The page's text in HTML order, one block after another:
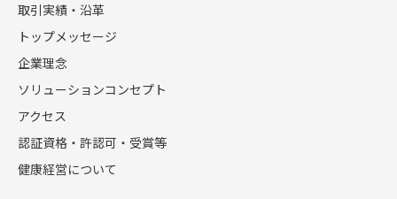
取引実績・沿革
トップメッセージ
企業理念
ソリューションコンセプト
アクセス
認証資格・許認可・受賞等
健康経営について
ここでは、早期離職がもたらす影響や問題点について具体
例を交えて解説し、課題の本質に迫ります。
賃金・給与など待遇面での不満がある
業務内容が合わなかった
人間関係・社風に違和感がある
ワークライフバランスが悪い